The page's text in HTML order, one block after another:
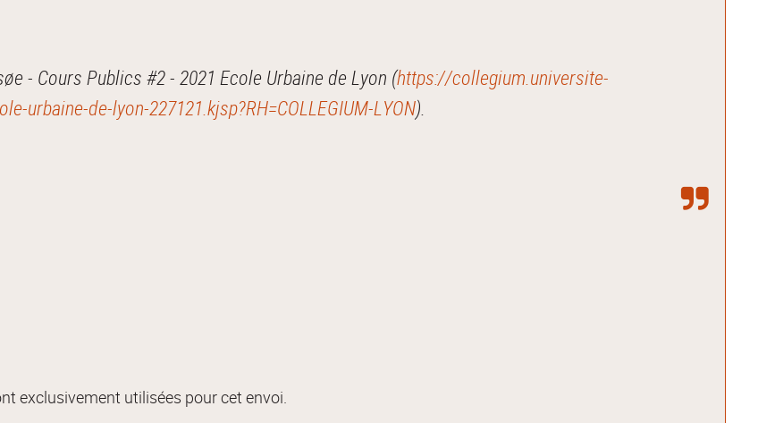
- Cours Publics #2 - 2021 Ecole Urbaine de Lyon (https://collegium.universite-
urbaine-de-lyon-227121.kjsp?RH=COLLEGIUM-LYON).
exclusivement utilisées pour cet envoi.